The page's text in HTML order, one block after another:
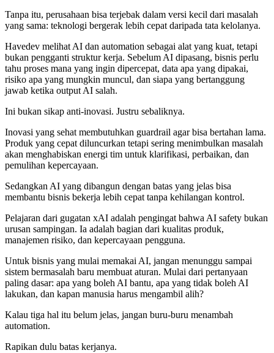
Tanpa itu, perusahaan bisa terjebak dalam versi kecil dari masalah
yang sama: teknologi bergerak lebih cepat daripada tata kelolanya.
Havedev melihat AI dan automation sebagai alat yang kuat, tetapi
bukan pengganti struktur kerja. Sebelum AI dipasang, bisnis perlu
tahu proses mana yang ingin dipercepat, data apa yang dipakai,
risiko apa yang mungkin muncul, dan siapa yang bertanggung
jawab ketika output AI salah.
Ini bukan sikap anti-inovasi. Justru sebaliknya.
Inovasi yang sehat membutuhkan guardrail agar bisa bertahan lama.
Produk yang cepat diluncurkan tetapi sering menimbulkan masalah
akan menghabiskan energi tim untuk klarifikasi, perbaikan, dan
pemulihan kepercayaan.
Sedangkan AI yang dibangun dengan batas yang jelas bisa
membantu bisnis bekerja lebih cepat tanpa kehilangan kontrol.
Pelajaran dari gugatan xAI adalah pengingat bahwa AI safety bukan
urusan sampingan. Ia adalah bagian dari kualitas produk,
manajemen risiko, dan kepercayaan pengguna.
Untuk bisnis yang mulai memakai AI, jangan menunggu sampai
sistem bermasalah baru membuat aturan. Mulai dari pertanyaan
paling dasar: apa yang boleh AI bantu, apa yang tidak boleh AI
lakukan, dan kapan manusia harus mengambil alih?
Kalau tiga hal itu belum jelas, jangan buru-buru menambah
automation.
Rapikan dulu batas kerjanya.